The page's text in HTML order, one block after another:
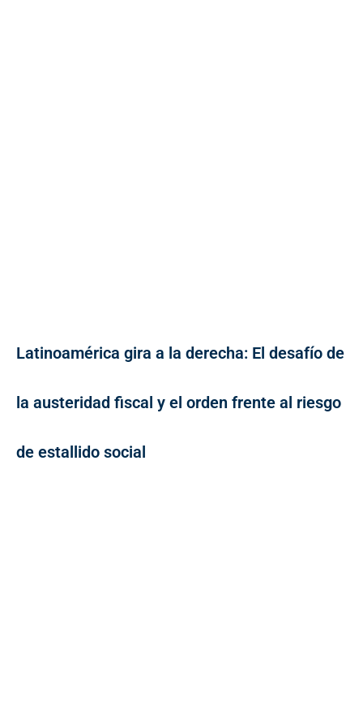
Latinoamérica gira a la derecha: El desafío de
la austeridad fiscal y el orden frente al riesgo
de estallido social